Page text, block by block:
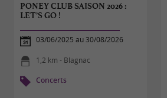
PONEY CLUB SAISON 2026 :
LET’S GO !
03/06/2025 au 30/08/2026
1,2 km - Blagnac
Concerts